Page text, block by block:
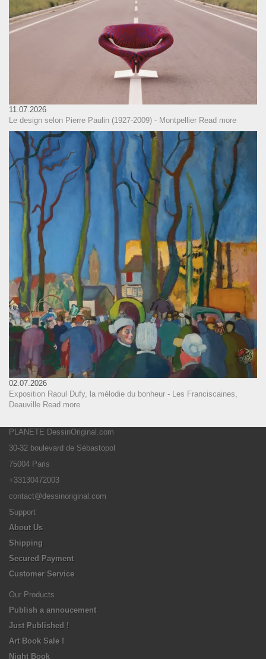
11.07.2026
Le design selon Pierre Paulin (1927-2009) - Montpellier Read more
02.07.2026
Exposition Raoul Dufy, la mélodie du bonheur - Les Franciscaines,
Deauville Read more
PLANETE DessinOriginal.com
30-32 boulevard de Sébastopol
75004 Paris
+33130472003
contact@dessinoriginal.com
Support
About Us
Shipping
Secured Payment
Customer Service
Our Products
Publish a annoucement
Just Published !
Art Book Sale !
Night Book